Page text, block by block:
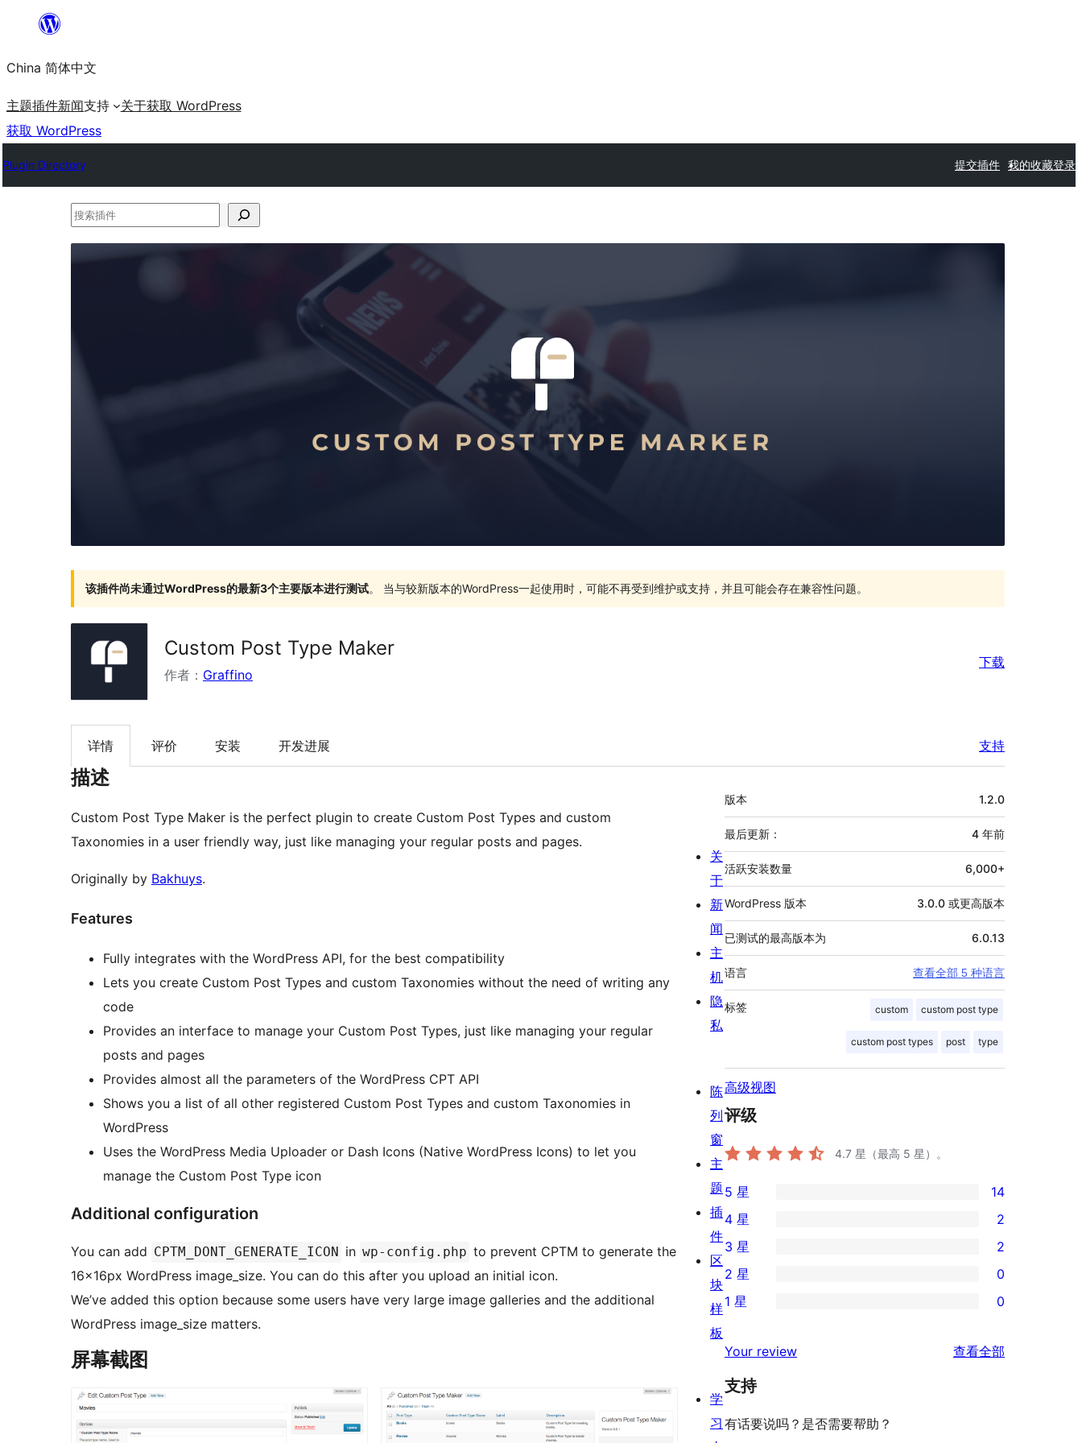
内
容
China 简体中文
主题插件新闻支持 关于获取 WordPress
获取 WordPress
Plugin Directory 提交插件 我的收藏登录
搜
插
该插件尚未通过WordPress的最新3个主要版本进行测试。 当与较新版本的WordPress一起使用时，可能不再受到维护或支持，并且可能会存在兼容性问题。
Custom Post Type Maker
作者： Graffino
下载
详情 评价 安装 开发进展 支持
描述
Custom Post Type Maker is the perfect plugin to create Custom Post Types and custom
Taxonomies in a user friendly way, just like managing your regular posts and pages.
Originally by Bakhuys.
Features
Fully integrates with the WordPress API, for the best compatibility
Lets you create Custom Post Types and custom Taxonomies without the need of writing any
code
Provides an interface to manage your Custom Post Types, just like managing your regular
posts and pages
Provides almost all the parameters of the WordPress CPT API
Shows you a list of all other registered Custom Post Types and custom Taxonomies in
WordPress
Uses the WordPress Media Uploader or Dash Icons (Native WordPress Icons) to let you
manage the Custom Post Type icon
Additional configuration
You can add CPTM_DONT_GENERATE_ICON in wp-config.php to prevent CPTM to generate the
16x16px WordPress image_size. You can do this after you upload an initial icon.
We’ve added this option because some users have very large image galleries and the additional
WordPress image_size matters.
屏幕截图
额
外
信
息
版本 1.2.0
最后更新： 4 年前
活跃安装数量 6,000+
WordPress 版本 3.0.0 或更高版本
已测试的最高版本为 6.0.13
语言 查看全部 5 种语言
标签 custom custom post type
custom post types post type
高级视图
评级
4.7 星（最高 5 星）。
14
条
5
星
评
5 星 14
条
4
星
价
4 星 2
2
条
3
评
价
3 星 2
条
星
评
2 星 0
1
星
价
1 星 0
Your review 查看全部
支持
有话要说吗？是否需要帮助？
关
于
新
闻
主
机
隐
私
陈
列
窗
主
题
插
件
区
块
样
板
学
习